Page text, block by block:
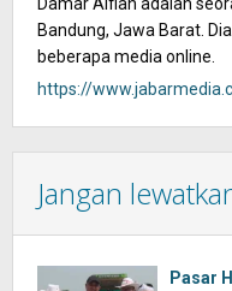
Bandung, Jawa Barat.
beberapa media online.
https://
Jangan
Pasar